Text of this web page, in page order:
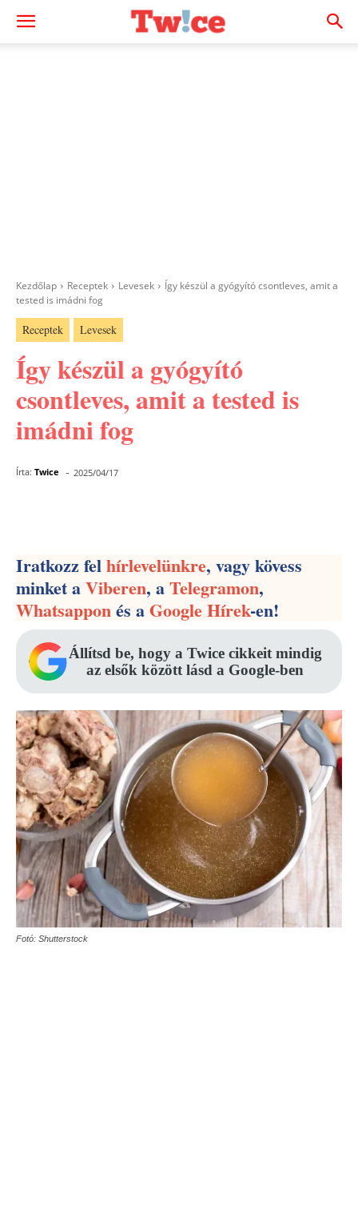
Kezdőlap Receptek Levesek
Így készül a gyógyító csontleves, amit a
tested is imádni fog
Receptek Levesek
Így készül a gyógyító
csontleves, amit a tested is
imádni fog
Írta: Twice - 2025/04/17
Iratkozz felhírlevelünkre, vagy kövess
minket aViberen, aTelegramon,
Whatsapponés aGoogle Hírek-en!
Állítsd be, hogy a Twice cikkeit mindig
az elsők között lásd a Google-ben
Fotó: Shutterstock